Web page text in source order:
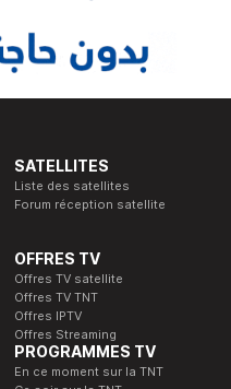
SATELLITES
Liste des satellites
Forum réception satellite
OFFRES TV
Offres TV satellite
Offres TV TNT
Offres IPTV
Offres Streaming
PROGRAMMES TV
En ce moment sur la TNT